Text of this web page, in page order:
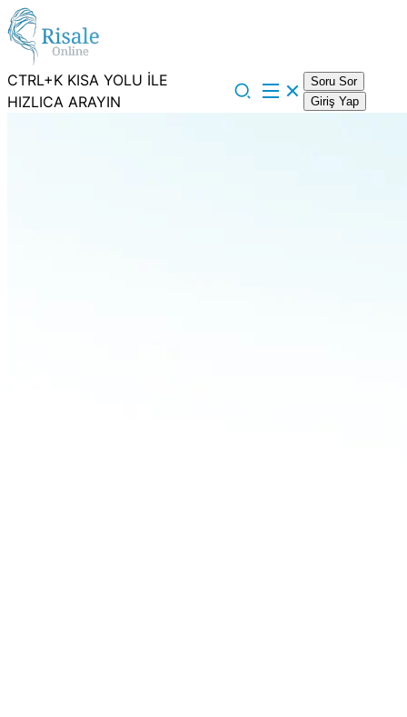
CTRL+K KISA YOLU İLE
HIZLICA ARAYIN
Soru Sor
Giriş Yap